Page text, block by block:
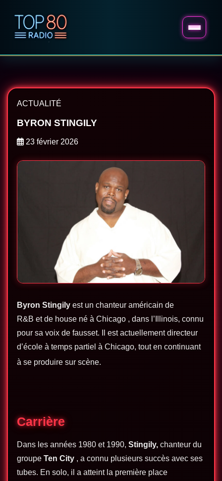
ACTUALITÉ
BYRON STINGILY
23 février 2026
Byron Stingily est un chanteur américain de
R&B etde house né à Chicago , dans l’Illinois, connu
pour sa voix de fausset. Il est actuellement directeur
d’école à temps partiel à Chicago, tout en continuant
à se produire sur scène.
Carrière
Dans les années 1980 et 1990, Stingily, chanteur du
groupe Ten City , a connu plusieurs succès avec ses
tubes. En solo, il a atteint la première place